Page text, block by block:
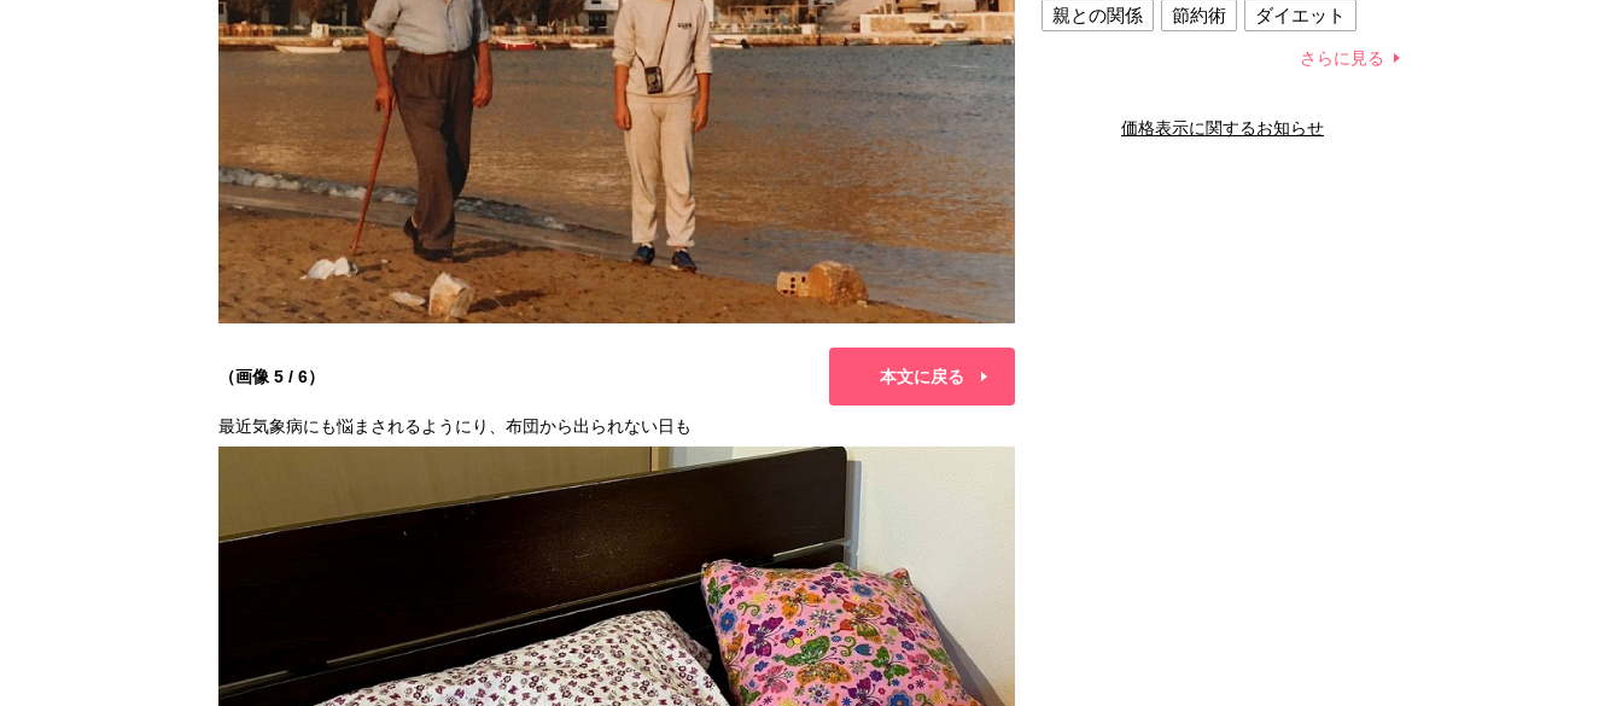
（画像 5 / 6） 本文に戻る
最近気象病にも悩まされるようにり、布団から出られない日も
親との関係
節約術
ダイエット
夫との関係
新津春子 どか食い
さらに見る
価格表示に関するお知らせ